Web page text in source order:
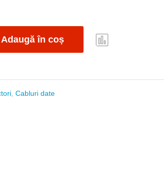
Adaugă în coș
,Cabluri date